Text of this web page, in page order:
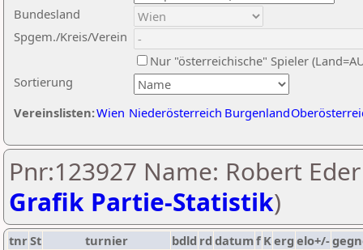
Sortierung
Bundesland
Spgem./Kreis/Verein
Nur "österreichische" Spieler
Vereinslisten:Wien Niederösterreich Burgenland
Pnr:123927 Name: Robert
Grafik Partie-Statistik)
tnrSt turnier bdld rd datumf Kerg elo+/-